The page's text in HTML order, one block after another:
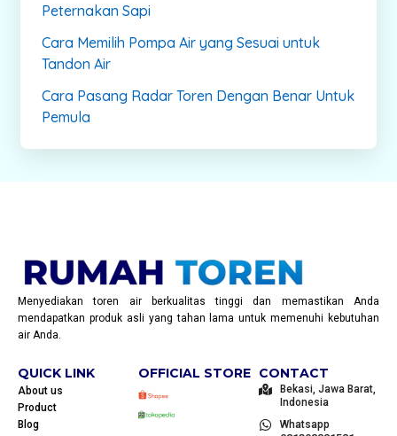
Peternakan Sapi
Cara Memilih Pompa Air yang Sesuai untuk
Tandon Air
Cara Pasang Radar Toren Dengan Benar Untuk
Pemula
Menyediakan toren air berkualitas tinggi dan memastikan Anda
mendapatkan produk asli yang tahan lama untuk memenuhi kebutuhan
air Anda.
QUICK LINK
About us
Product
Blog
OFFICIAL STORE CONTACT
Bekasi, Jawa Barat,
Indonesia
Whatsapp